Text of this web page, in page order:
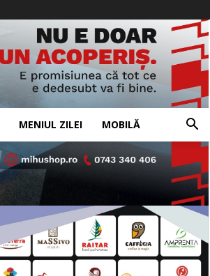
MENIUL ZILEI MOBILĂ